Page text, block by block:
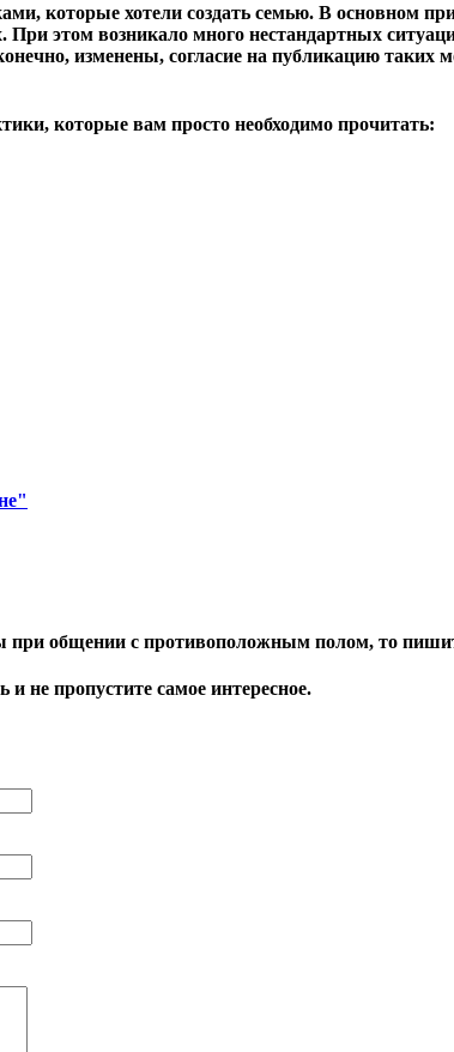
которые хотели создать семью. В основном
При этом возникало много нестандартных
изменены, согласие на публикацию таких
которые вам просто необходимо прочитать:
общении с противоположным полом, то
не пропустите самое интересное.